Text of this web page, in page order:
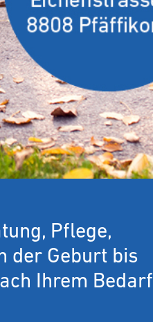
Pflege,
der Geburt bis
Ihrem Bedarf